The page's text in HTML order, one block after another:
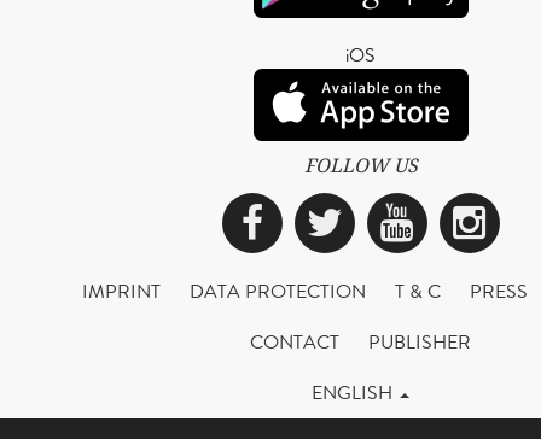
iOS
FOLLOW US
Facebook
Twitter
IMPRINT DATA PROTECTION T & C
PRESS
CONTACT
PUBLISHER
ENGLISH